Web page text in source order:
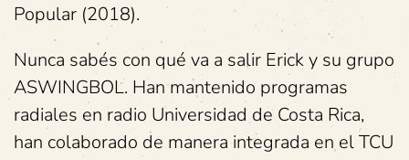
Popular (2018).
Nunca sabés con qué va a salir Erick y su grupo
ASWINGBOL. Han mantenido programas
radiales en radio Universidad de Costa Rica,
han colaborado de manera integrada en el TCU